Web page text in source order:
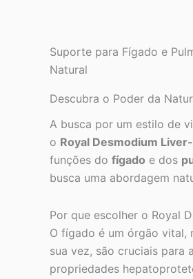
Suporte para Fígado e
Natural
Descubra o Poder da
A busca por um estilo de
o Royal Desmodium
funções do fígado e dos
busca uma abordagem
Por que escolher o Royal
O fígado é um órgão vital,
sua vez, são cruciais para
propriedades